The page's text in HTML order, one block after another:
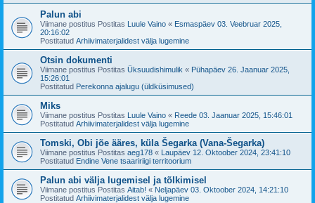
Palun abi
Viimane postitus Postitas Luule Vaino « Esmaspäev 03. Veebruar 2025,
20:16:02
Postitatud Arhiivimaterjalidest välja lugemine
Otsin dokumenti
Viimane postitus Postitas Üksuudishimulik « Pühapäev 26. Jaanuar 2025,
15:26:01
Postitatud Perekonna ajalugu (üldküsimused)
Miks
Viimane postitus Postitas Luule Vaino « Reede 03. Jaanuar 2025, 15:46:01
Postitatud Arhiivimaterjalidest välja lugemine
Tomski, Obi jõe ääres, küla Šegarka (Vana-Šegarka)
Viimane postitus Postitas aeg178 « Laupäev 12. Oktoober 2024, 23:41:10
Postitatud Endine Vene tsaaririigi territoorium
Palun abi välja lugemisel ja tõlkimisel
Viimane postitus Postitas Aitab! « Neljapäev 03. Oktoober 2024, 14:21:10
Postitatud Arhiivimaterjalidest välja lugemine